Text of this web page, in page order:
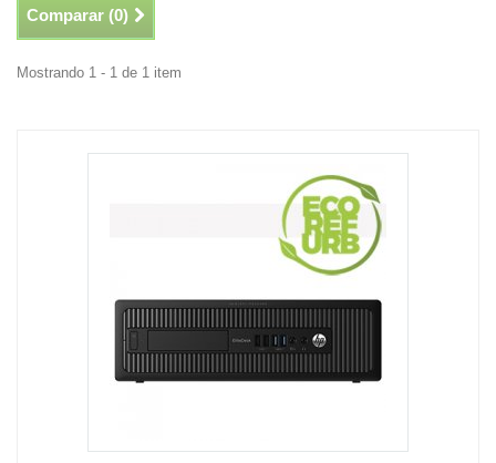
Comparar (0)
Mostrando 1 - 1 de 1 item